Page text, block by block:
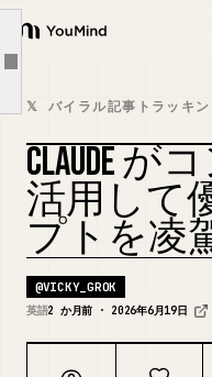
YouMind
概要
ユースケース
スキル
プロンプト
Article outline
最後に
𝕏 バイラル記事トラッキ
CLAUDE
活用して
プトを凌
@VICKY_GROK
英語2 か月前 · 2026年6月19日